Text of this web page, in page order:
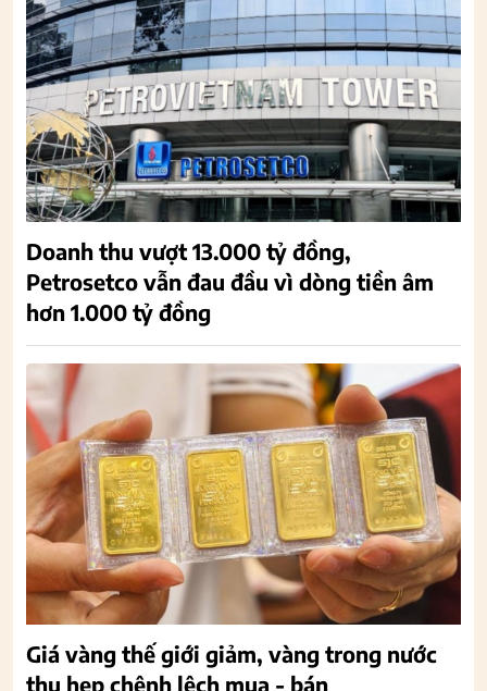
Doanh thu vượt 13.000 tỷ đồng,
Petrosetco vẫn đau đầu vì dòng tiền âm
hơn 1.000 tỷ đồng
Giá vàng thế giới giảm, vàng trong nước
thu hẹp chênh lệch mua - bán